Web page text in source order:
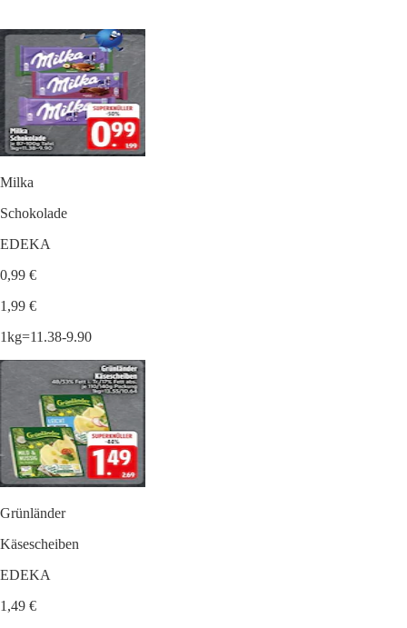
Milka
Schokolade
EDEKA
0,99 €
1,99 €
1kg=11.38-9.90
Grünländer
Käsescheiben
EDEKA
1,49 €